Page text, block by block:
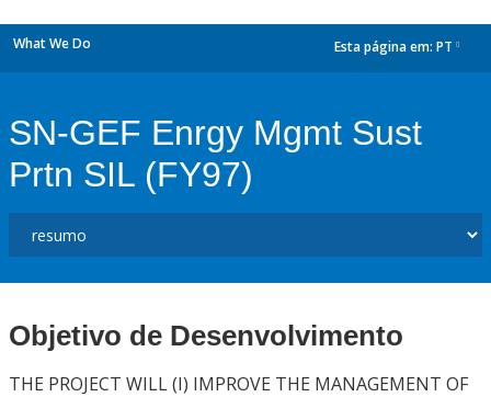
What We Do Esta página em: PT
SN-GEF Enrgy Mgmt Sust
Prtn SIL (FY97)
Objetivo de Desenvolvimento
THE PROJECT WILL (I) IMPROVE THE MANAGEMENT OF